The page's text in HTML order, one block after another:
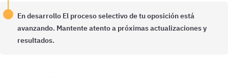
En desarrollo El proceso selectivo de tu oposición está
avanzando. Mantente atento a próximas actualizaciones y
resultados.